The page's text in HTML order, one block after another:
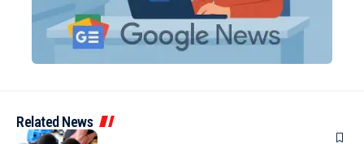
Related News
BERITAINDEX